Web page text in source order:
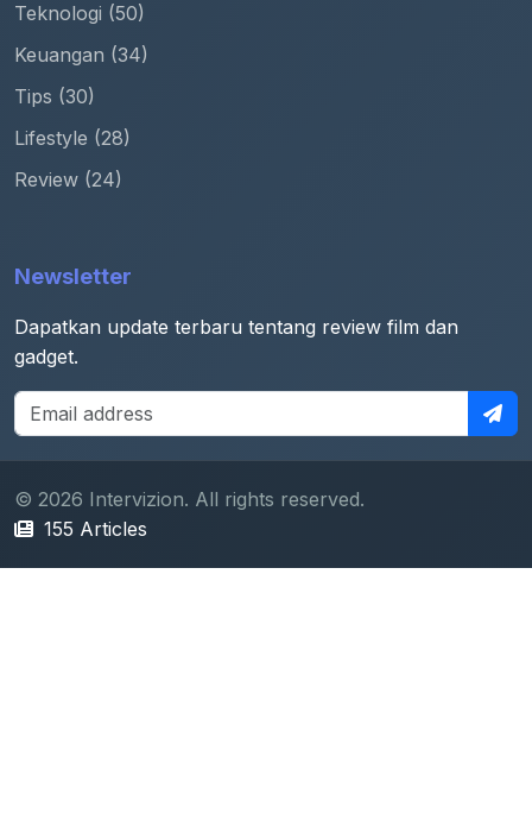
Teknologi (50)
Keuangan (34)
Tips (30)
Lifestyle (28)
Review (24)
Newsletter
Dapatkan update terbaru tentang review film dan
gadget.
© 2026 Intervizion. All rights reserved.
155 Articles